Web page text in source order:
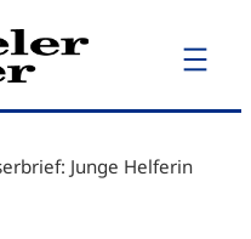
Junge Helferin